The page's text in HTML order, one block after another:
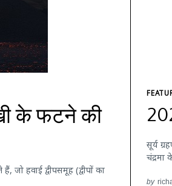
के फटने की
जो हवाई द्वीपसमूह (द्वीपों का
सूर्य
चंद्रमा
by